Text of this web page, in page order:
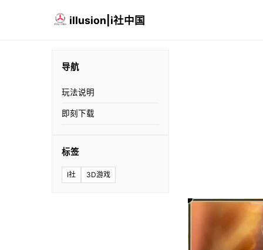
illusion|i社中国
导航
玩法说明
即刻下载
标签
I社 3D游戏